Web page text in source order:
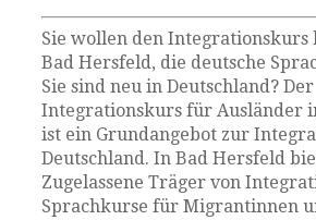
Sie wollen den Integrationskurs
Bad Hersfeld, die deutsche
Sie sind neu in Deutschland? Der
Integrationskurs für Ausländer
ist ein Grundangebot zur
Deutschland. In Bad Hersfeld
Zugelassene Träger von
Sprachkurse für Migrantinnen